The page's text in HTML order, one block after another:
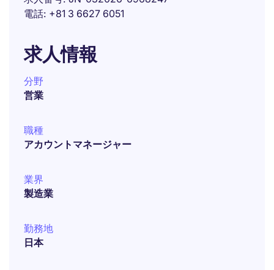
電話 +81 3 6627 6051
求人情報
分野
営業
職種
アカウントマネージャー
業界
製造業
勤務地
日本